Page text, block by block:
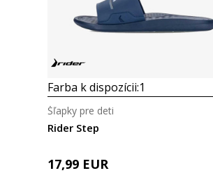
Farba k dispozícii:1
Rider Step
Šľapky pre deti
17,99 EUR